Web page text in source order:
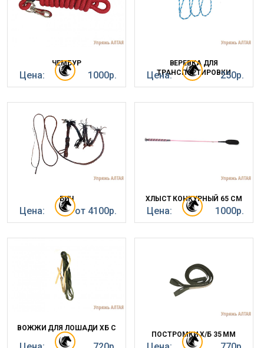
ЧЕМБУР
Цена: 1000р.
ВЕРЕВКА ДЛЯ
ТРАНСПОРТИРОВКИ
Цена: 250р.
БИЧ
Цена: от 4100р.
ХЛЫСТ КОНКУРНЫЙ 65 СМ
Цена: 1000р.
ВОЖЖИ ДЛЯ ЛОШАДИ ХБ С
ПОСТРОМКИ Х/Б 35 ММ